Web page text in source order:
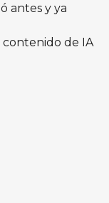
antes y ya
de IA